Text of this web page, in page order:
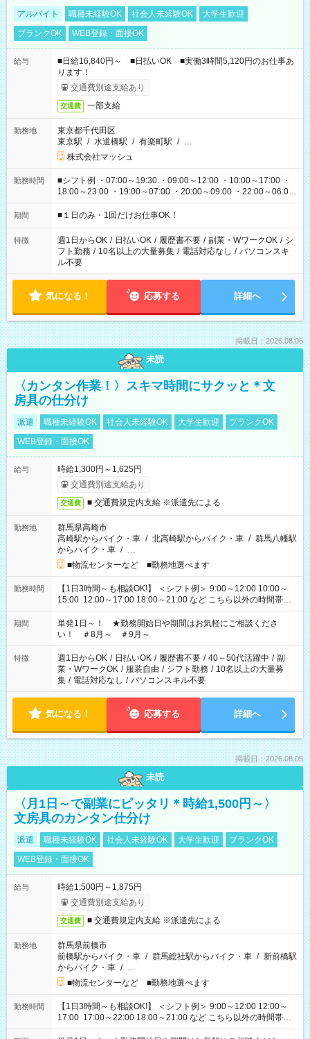
アルバイト 職種未経験OK 社会人未経験OK
大学生歓迎
ブランクOK
WEB登録・面接OK
給与
■日給16,840円～ ■日払いOK ■実働3時間5,120円のお仕事あ
ります！
交通費別途支給あり
交通費 一部支給
勤務地
東京都千代田区
東京駅 / 水道橋駅 / 有楽町駅 / …
株式会社マッシュ
勤務時間
■シフト例 ・07:00～19:30 ・09:00～12:00 ・10:00～17:00 ・
18:00～23:00 ・19:00～07:00 ・20:00～09:00 ・22:00～06:00
etc ★最短で3時間で5,120円のお仕事から 15時間で2万円近く稼
げるお仕事も！ ご希望のお時間に合わせてご紹介！ ※シフトは
ください！
期間 ■１日のみ・1回だけお仕事OK！
特徴 週1日からOK / 日払いOK / 履歴書不要 / 副業・WワークOK / シ
フト勤務 / 10名以上の大量募集 / 電話対応なし / パソコンスキ
ル不要
気になる！ 応募する 詳細へ
掲載日：2026.08.06
未読
〈カンタン作業！〉スキマ時間にサクッと＊文
房具の仕分け
派遣 職種未経験OK 社会人未経験OK 大学生歓迎
ブランクOK
WEB登録・面接OK
給与
時給1,300円～1,625円
交通費別途支給あり
交通費 ■ 交通費規定内支給 ※派遣先による
勤務地
群馬県高崎市
高崎駅からバイク・車 / 北高崎駅からバイク・車 / 群馬八幡駅
からバイク・車 / …
■物流センターなど ■勤務地選べます
勤務時間
【1日3時間～も相談OK!】 ＜シフト例＞ 9:00～12:00 10:00～
15:00 12:00～17:00 18:00～21:00 など こちら以外の時間帯も
お気軽にご相談ください！
期間
単発1日～！ ★勤務開始日や期間はお気軽にご相談くださ
い！ ＃8月～ ＃9月～
特徴 週1日からOK / 日払いOK / 履歴書不要 / 40～50代活躍中 / 副
業・WワークOK / 服装自由 / シフト勤務 / 10名以上の大量募
集 / 電話対応なし / パソコンスキル不要
気になる！ 応募する 詳細へ
掲載日：2026.08.05
未読
〈月1日～で副業にピッタリ＊時給1,500円～〉
文房具のカンタン仕分け
派遣 職種未経験OK 社会人未経験OK 大学生歓迎
ブランクOK
WEB登録・面接OK
給与
時給1,500円～1,875円
交通費別途支給あり
交通費 ■ 交通費規定内支給 ※派遣先による
勤務地
群馬県前橋市
前橋駅からバイク・車 / 群馬総社駅からバイク・車 / 新前橋駅
からバイク・車 / …
■物流センターなど ■勤務地選べます
勤務時間
【1日3時間～も相談OK!】 ＜シフト例＞ 9:00～12:00 12:00～
17:00 17:00～22:00 18:00～21:00 など こちら以外の時間帯も
お気軽にご相談ください！